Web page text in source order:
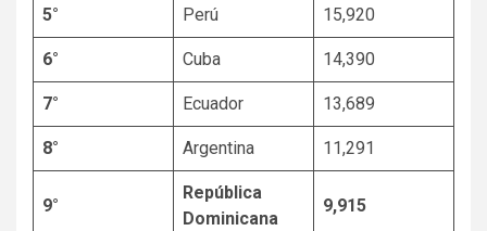
5° Perú 15,920
6° Cuba 14,390
7° Ecuador 13,689
8° Argentina 11,291
9°
República
Dominicana
9,915